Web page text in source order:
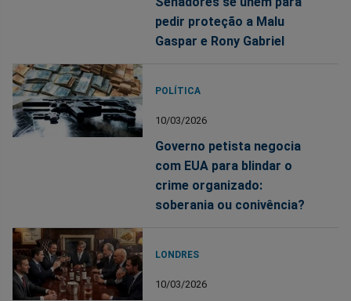
pedir proteção a Malu
Gaspar e Rony Gabriel
POLÍTICA
10/03/2026
Governo petista negocia
com EUA para blindar o
crime organizado:
soberania ou conivência?
LONDRES
10/03/2026